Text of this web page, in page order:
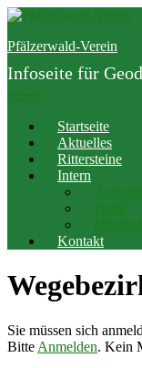
Zum
springen
Pfälzerwald-Verein
Infoseite für
Menü
Startseite
Aktuelles
Rittersteine
Intern
Profil
Kontakt
Sie müssen sich
Bitte Anmelden. Kein